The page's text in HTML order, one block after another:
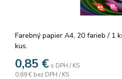
Farebný papier A4, 20 farieb / 1
kus.
0,85 € s DPH / KS
0,69 € bez DPH / KS